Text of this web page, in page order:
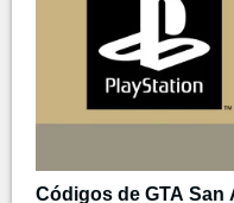
Códigos de GTA San